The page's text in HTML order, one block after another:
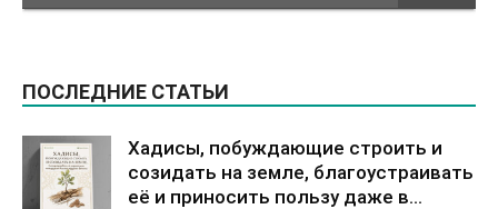
ПОСЛЕДНИЕ СТАТЬИ
Хадисы, побуждающие строить и
созидать на земле, благоустраивать
её и приносить пользу даже в...